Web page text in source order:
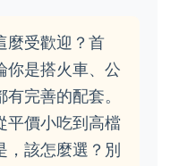
麼受歡迎？首
你是搭火車、公
完善的配套。
平價小吃到高檔
，該怎麼選？別